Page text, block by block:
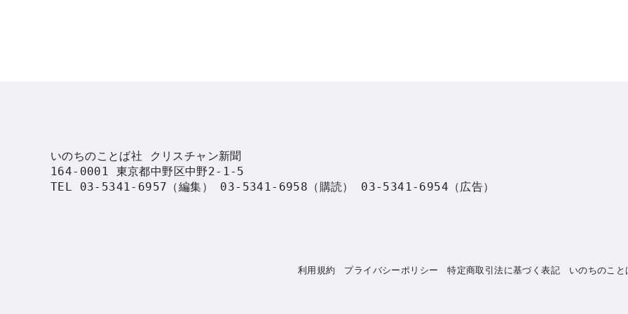
いのちのことば社 クリスチャン新聞
164-0001 東京都中野区中野2-1-5
TEL 03-5341-6957（編集） 03-5341-6958（購読） 03-5341-6954（広告）
利用規約 プライバシーポリシー 特定商取引法に基づく表記 いのちのこと